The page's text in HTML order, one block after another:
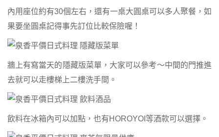
內用座位約有30個左右，還有一桌大圓桌可以多人聚餐，如
果要坐圓桌記得事先訂位比較保險喔！
牆上有寫當天的隱藏版菜單，大家可以參考～中間的門推進
去就可以走樓梯上二樓洗手間。
飲料在冰箱內可以加點，也有HOROYOI等酒款可以選擇。